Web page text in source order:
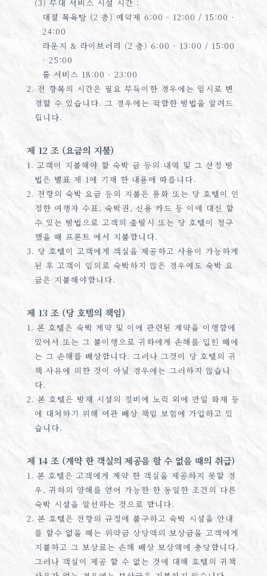
(3) 부대 서비스 시설 시간 :
대절 목욕탕 (2 층) 예약제 6:00 - 12:00 / 15:00 -
24:00
라운지 & 라이브러리 (2 층) 6:00 - 13:00 / 15:00
- 25:00
룸 서비스 18:00 - 23:00
2. 전 항목의 시간은 필요 부득이한 경우에는 임시로 변
경할 수 있습니다. 그 경우에는 적합한 방법을 알려드
립니다.
제 12 조 (요금의 지불)
1. 고객이 지불해야 할 숙박 금 등의 내역 및 그 산정 방
법은 별표 제 1에 기재 한 내용에 따릅니다.
2. 전항의 숙박 요금 등의 지불은 통화 또는 당 호텔이 인
정한 여행자 수표, 숙박권, 신용 카드 등 이에 대신 할
수 있는 방법으로 고객의 출발시 또는 당 호텔이 청구
했을 때 프론트 에서 지불합니다.
3. 당 호텔이 고객에게 객실을 제공하고 사용이 가능하게
된 후 고객이 임의로 숙박하지 않은 경우에도 숙박 요
금은 지불해야합니다.
제 13 조 (당 호텔의 책임)
1. 본 호텔은 숙박 계약 및 이에 관련된 계약을 이행함에
있어서 또는 그 불이행으로 귀하에게 손해를 입힌 때에
는 그 손해를 배상합니다. 그러나 그것이 당 호텔의 귀
책 사유에 의한 것이 아닐 경우에는 그러하지 않습니
다.
2. 본 호텔은 방재 시설의 정비에 노력 외에 만일 화재 등
에 대처하기 위해 여관 배상 책임 보험에 가입하고 있
습니다.
제 14 조 (계약 한 객실의 제공을 할 수 없을 때의 취급)
1. 본 호텔은 고객에게 계약 한 객실을 제공하지 못할 경
우, 귀하의 양해를 얻어 가능한 한 동일한 조건의 다른
숙박 시설을 알선하는 것으로 합니다.
2. 본 호텔은 전항의 규정에 불구하고 숙박 시설을 안내
를 할수 없을 때는 위약금 상당액의 보상금을 고객에게
지불하고 그 보상료는 손해 배상 보상액에 충당합니다.
그러나 객실이 제공 할 수 없는 것에 대해 호텔의 귀책